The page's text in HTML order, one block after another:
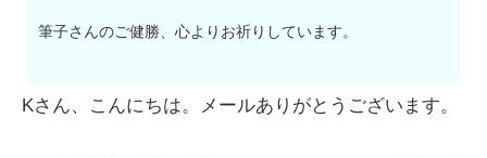
筆子さんのご健勝、心よりお祈りしています。
Kさん、こんにちは。メールありがとうございます。